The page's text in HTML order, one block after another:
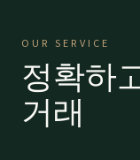
밀양 에스파크
베이사이드
베이사이드
OUR SERVICE
정확하
거래